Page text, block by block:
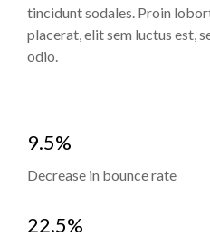
tincidunt sodales. Proin
placerat, elit sem luctus est,
odio.
9.5%
Decrease in bounce rate
22.5%